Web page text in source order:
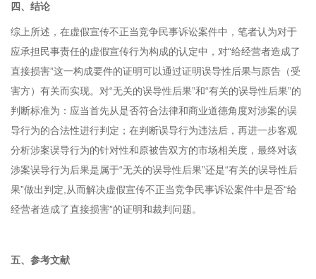
四、结论
综上所述，在虚假宣传不正当竞争民事诉讼案件中，笔者认为对于
应承担民事责任的虚假宣传行为构成的认定中，对“给经营者造成了
直接损害”这一构成要件的证明可以通过证明误导性后果与原告（受
害方）有关而实现。对“无关的误导性后果”和“有关的误导性后果”的
判断标准为：应当首先从是否符合法律和商业道德角度对涉案的误
导行为的合法性进行判定；在判断误导行为违法后，再进一步客观
分析涉案误导行为的针对性和原被告双方的市场相关度，最终对该
涉案误导行为后果是属于“无关的误导性后果”还是“有关的误导性后
果”做出判定,从而解决虚假宣传不正当竞争民事诉讼案件中是否“给
经营者造成了直接损害”的证明和裁判问题。
五、参考文献